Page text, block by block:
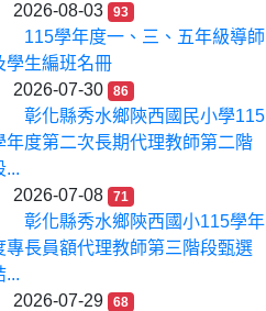
2026-08-03
93
115學年度一、三、五年級導師
學生編班名冊
2026-07-30
86
彰化縣秀水鄉陝西國民小學115
年度第二次長期代理教師第二階
...
2026-07-08
71
彰化縣秀水鄉陝西國小115學年
專長員額代理教師第三階段甄選
...
2026-07-29
68